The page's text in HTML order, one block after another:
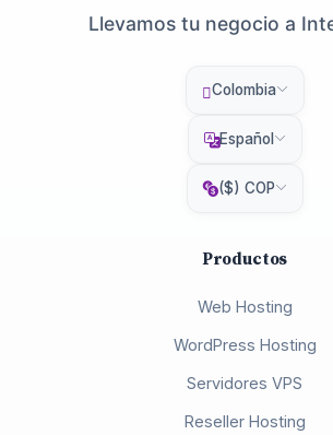
Llevamos tu negocio a
Colombia
Español
($) COP
Productos
Web Hosting
WordPress Hosting
Servidores VPS
Reseller Hosting